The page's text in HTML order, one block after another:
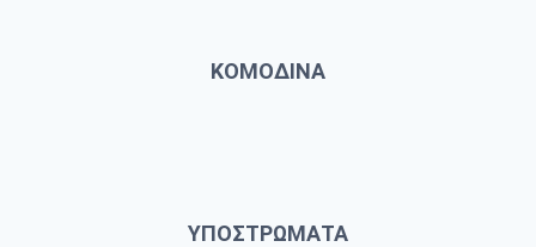
ΚΟΜΟΔΙΝΑ
ΥΠΟΣΤΡΩΜΑΤΑ